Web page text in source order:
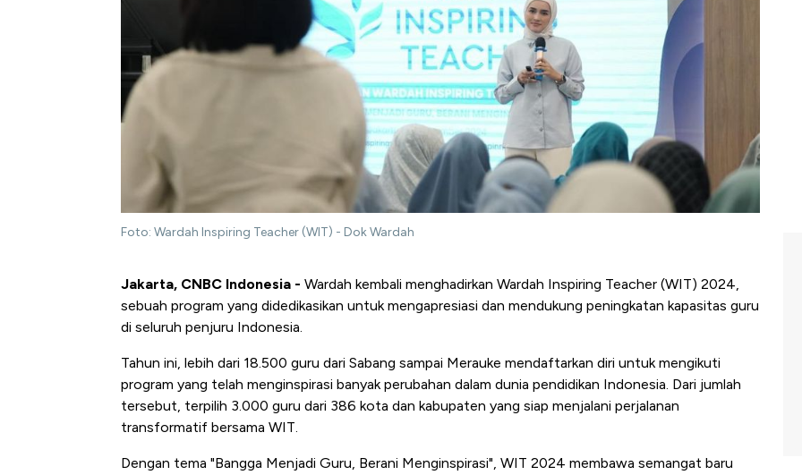
Foto: Wardah Inspiring Teacher (WIT) - Dok Wardah
Jakarta, CNBC Indonesia - Wardah kembali menghadirkan Wardah Inspiring Teacher (WIT) 2024,
sebuah program yang didedikasikan untuk mengapresiasi dan mendukung peningkatan kapasitas guru
di seluruh penjuru Indonesia.
Tahun ini, lebih dari 18.500 guru dari Sabang sampai Merauke mendaftarkan diri untuk mengikuti
program yang telah menginspirasi banyak perubahan dalam dunia pendidikan Indonesia. Dari jumlah
tersebut, terpilih 3.000 guru dari 386 kota dan kabupaten yang siap menjalani perjalanan
transformatif bersama WIT.
Dengan tema "Bangga Menjadi Guru, Berani Menginspirasi", WIT 2024 membawa semangat baru